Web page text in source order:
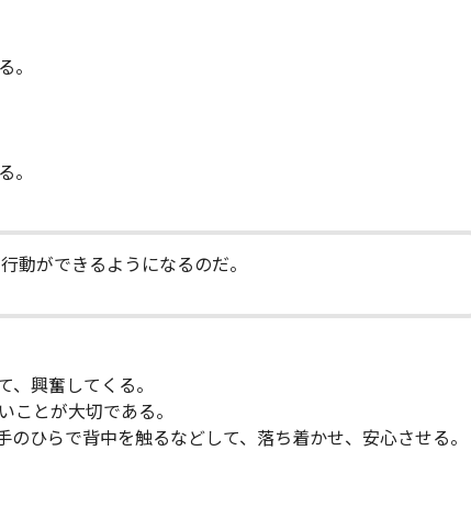
。
。
動ができるようになるのだ。
興奮してくる。
ことが大切である。
ひらで背中を触るなどして、落ち着かせ、安心させる。